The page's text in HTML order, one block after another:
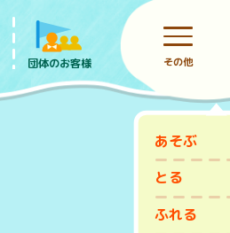
あそぶ
とる
ふれる
団体のお客様 その他
前売りチケット